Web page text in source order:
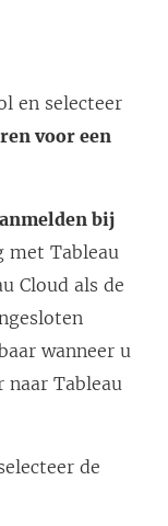
en selecteer
voor een
bij
met Tableau
Cloud als de
wanneer u
naar Tableau
de